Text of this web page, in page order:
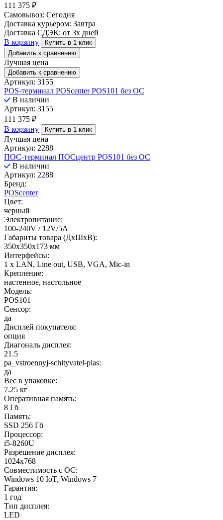
111 375 ₽
Самовывоз: Сегодня
Доставка курьером: Завтра
Доставка СДЭК: от 3х дней
В корзину
Купить в 1 клик
Добавить к сравнению
Лучшая цена
Добавить к сравнению
Артикул: 3155
POS-терминал POScenter POS101 без ОС
В наличии
Артикул: 3155
111 375 ₽
В корзину
Купить в 1 клик
Лучшая цена
Артикул: 2288
ПОС-терминал ПОСцентр POS101 без ОС
В наличии
Артикул: 2288
Бренд:
POScenter
Цвет:
черный
Электропитание:
100-240V / 12V/5A
Габариты товара (ДxШxВ):
350х350х173 мм
Интерфейсы:
1 x LAN, Line out, USB, VGA, Mic-in
Крепление:
настенное, настольное
Модель:
POS101
Сенсор:
да
Дисплей покупателя:
опция
Диагональ дисплея:
21.5
pa_vstroennyj-schityvatel-plas:
да
Вес в упаковке:
7.25 кг
Оперативная память:
8 Гб
Память:
SSD 256 Гб
Процессор:
i5-8260U
Разрешение дисплея:
1024x768
Совместимость с ОС:
Windows 10 IoT, Windows 7
Гарантия:
1 год
Тип дисплея:
LED